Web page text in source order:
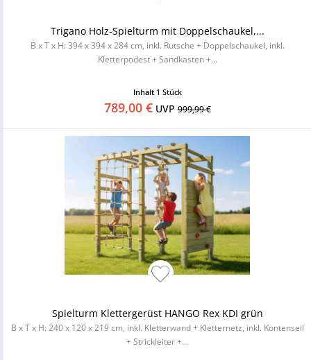
Trigano Holz-Spielturm mit Doppelschaukel,...
B x T x H: 394 x 394 x 284 cm, inkl. Rutsche + Doppelschaukel, inkl.
Kletterpodest + Sandkasten +...
Inhalt 1 Stück
789,00 €UVP999,99 €
Spielturm Klettergerüst HANGO Rex KDI grün
B x T x H: 240 x 120 x 219 cm, inkl. Kletterwand + Kletternetz, inkl. Kontenseil
+ Strickleiter +...